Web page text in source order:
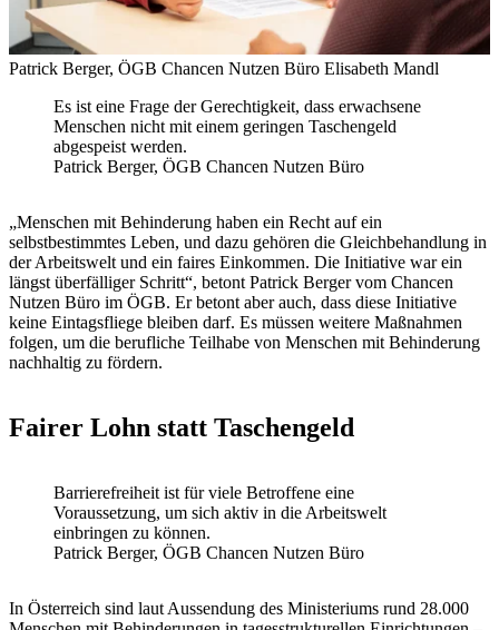
Patrick Berger, ÖGB Chancen Nutzen Büro Elisabeth Mandl
Es ist eine Frage der Gerechtigkeit, dass erwachsene
Menschen nicht mit einem geringen Taschengeld
abgespeist werden.
Patrick Berger, ÖGB Chancen Nutzen Büro
„Menschen mit Behinderung haben ein Recht auf ein
selbstbestimmtes Leben, und dazu gehören die Gleichbehandlung in
der Arbeitswelt und ein faires Einkommen. Die Initiative war ein
längst überfälliger Schritt“, betont Patrick Berger vom Chancen
Nutzen Büro im ÖGB. Er betont aber auch, dass diese Initiative
keine Eintagsfliege bleiben darf. Es müssen weitere Maßnahmen
folgen, um die berufliche Teilhabe von Menschen mit Behinderung
nachhaltig zu fördern.
Fairer Lohn statt Taschengeld
Barrierefreiheit ist für viele Betroffene eine
Voraussetzung, um sich aktiv in die Arbeitswelt
einbringen zu können.
Patrick Berger, ÖGB Chancen Nutzen Büro
In Österreich sind laut Aussendung des Ministeriums rund 28.000